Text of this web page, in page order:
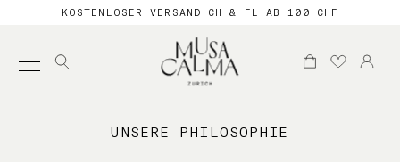
KOSTENLOSER VERSAND CH & FL AB 100 CHF
Suche
nach:
UNSERE PHILOSOPHIE